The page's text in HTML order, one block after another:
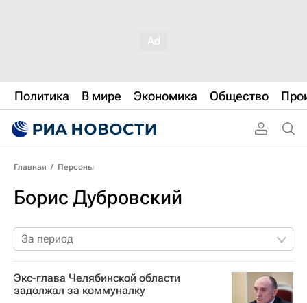
Политика В мире Экономика Общество
Главная / Персоны
Борис Дубровский
За период
Экс-глава Челябинской области
задолжал за коммуналку